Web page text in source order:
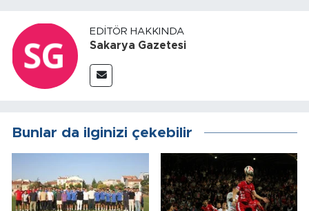
EDITÖR HAKKINDA
Sakarya Gazetesi
Bunlar da ilginizi çekebilir